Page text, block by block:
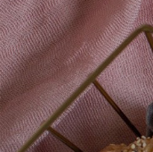
Почему
Прежде
приложений.
приложения
вулкан